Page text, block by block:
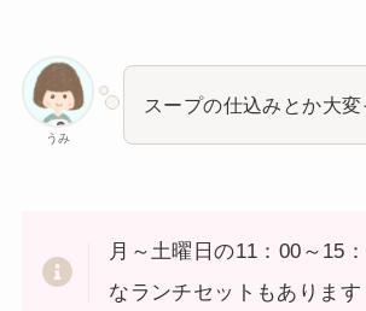
うみ
スープの仕込みとか大
月～土曜日の11：00～15
なランチセットもあります